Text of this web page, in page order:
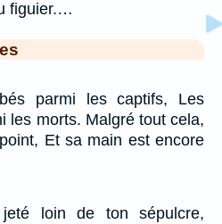
figuier.…
parmi les captifs, Les
les morts. Malgré tout cela,
Et sa main est encore
loin de ton sépulcre,